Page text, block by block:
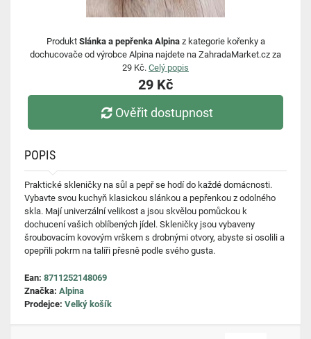
Produkt Slánka a pepřenka Alpinaz kategorie kořenky a
dochucovače od výrobce Alpina najdete na ZahradaMarket.cz za
29 Kč. Celý popis
29 Kč
Ověřit dostupnost
POPIS
Praktické skleničky na sůl a pepř se hodí do každé domácnosti.
Vybavte svou kuchyň klasickou slánkou a pepřenkou z odolného
skla. Mají univerzální velikost a jsou skvělou pomůckou k
dochucení vašich oblíbených jídel. Skleničky jsou vybaveny
šroubovacím kovovým vrškem s drobnými otvory, abyste si osolili a
opepřili pokrm na talíři přesně podle svého gusta.
Ean: 8711252148069
Značka: Alpina
Prodejce: Velký košík